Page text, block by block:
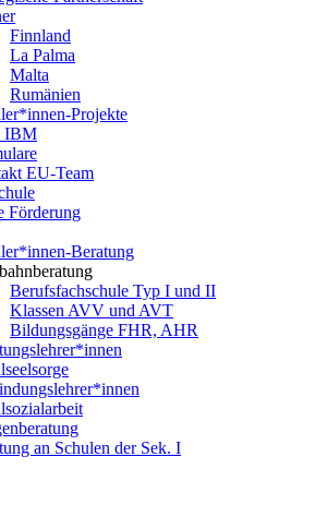
Finnland
La Palma
Malta
Rumänien
Projekte
IBM
EU-Team
Förderung
Beratung
Berufsfachschule Typ I und II
Klassen AVV und AVT
Bildungsgänge FHR, AHR
an Schulen der Sek. I